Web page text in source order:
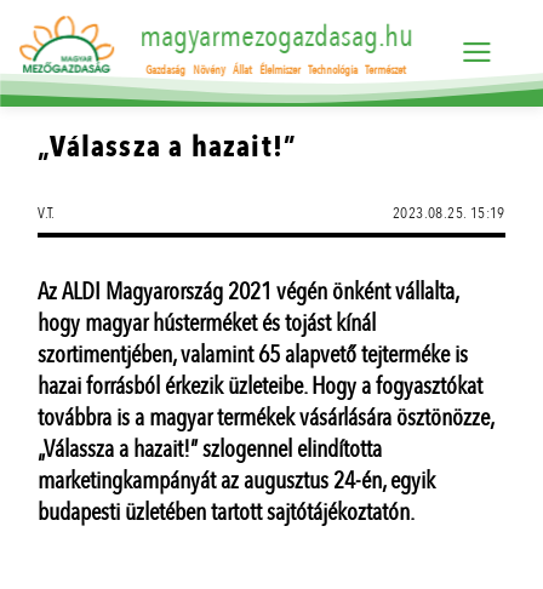
magyarmezogazdasag.hu
Gazdaság Növény Állat Élelmiszer Technológia Természet
„Válassza a hazait!”
V.T. 2023.08.25. 15:19
Az ALDI Magyarország 2021 végén önként vállalta,
hogy magyar hústerméket és tojást kínál
szortimentjében, valamint 65 alapvető tejterméke is
hazai forrásból érkezik üzleteibe. Hogy a fogyasztókat
továbbra is a magyar termékek vásárlására ösztönözze,
„Válassza a hazait!” szlogennel elindította
marketingkampányát az augusztus 24-én, egyik
budapesti üzletében tartott sajtótájékoztatón.